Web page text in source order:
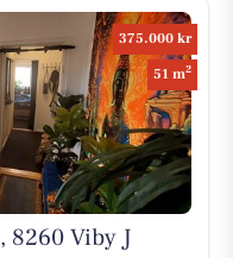
375.000 kr
51 m2
8260 Viby J